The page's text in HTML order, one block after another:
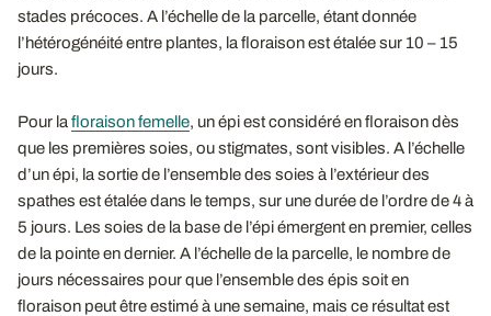
stades précoces. A l’échelle de la parcelle, étant donnée
l’hétérogénéité entre plantes, la floraison est étalée sur 10 – 15
jours.
Pour la floraison femelle, un épi est considéré en floraison dès
que les premières soies, ou stigmates, sont visibles. A l’échelle
d’un épi, la sortie de l’ensemble des soies à l’extérieur des
spathes est étalée dans le temps, sur une durée de l’ordre de 4 à
5 jours. Les soies de la base de l’épi émergent en premier, celles
de la pointe en dernier. A l’échelle de la parcelle, le nombre de
jours nécessaires pour que l’ensemble des épis soit en
floraison peut être estimé à une semaine, mais ce résultat est